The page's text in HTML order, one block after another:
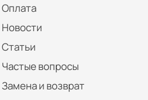
Оплата
Новости
Статьи
Частые вопросы
Замена и возврат